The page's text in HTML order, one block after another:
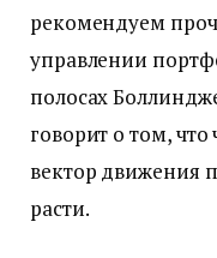
рекомендуем
управлении
полосах
говорит о том,
вектор движения
расти.